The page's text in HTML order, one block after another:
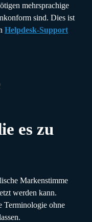
mehrsprachige
sind. Dies ist
Helpdesk-Support
es zu
Markenstimme
werden kann.
Terminologie ohne